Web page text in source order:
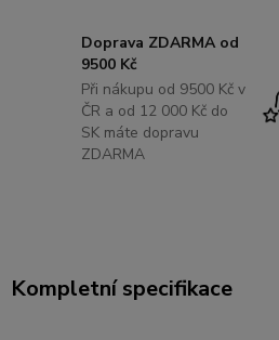
Doprava ZDARMA od
9500 Kč
Při nákupu od 9500 Kč v
ČR a od 12 000 Kč do
SK máte dopravu
ZDARMA
Kompletní specifikace